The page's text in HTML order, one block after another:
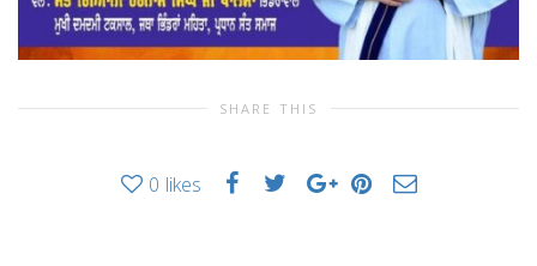
SHARE THIS
0 likes